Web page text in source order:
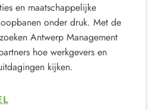
en maatschappelijke
onder druk. Met de
Antwerp Management
hoe werkgevers en
kijken.